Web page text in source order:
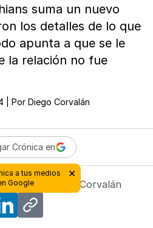
suma un nuevo
los detalles de lo que
apunta a que se le
la relación no fue
| Por Diego Corvalán
Crónica en
| Por Diego Corvalán
LinkedInCopy link